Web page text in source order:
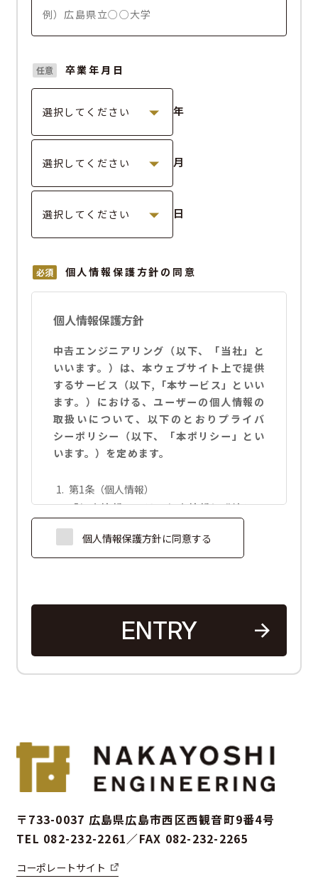
任意 卒業年月日
年
月
日
必須 個人情報保護方針の同意
個人情報保護方針
中𠮷エンジニアリング（以下、「当社」と
いいます。）は、本ウェブサイト上で提供
するサービス（以下,「本サービス」といい
ます。）における、ユーザーの個人情報の
取扱いについて、以下のとおりプライバ
シーポリシー（以下、「本ポリシー」とい
います。）を定めます。
第1条（個人情報）
「個人情報」とは、個人情報保護法にい
う「個人情報」を指すものとし、生存す
る個人に関する情報であって、当該情報
に含まれる氏名、生年月日、住所、電話
証の保険者番号などの当該情報単体から
ルアドレス、銀行口座番号、クレジット
カード番号、運転免許証番号などの個人
情報をお尋ねすることがあります。ま
れたユーザーの個人情報を含む取引記録
や決済に関する情報を,当社の提携先
を含みます。以下、｢提携先｣といいま
個人情報保護方針に同意する
r
a
v
〒733-0037 広島県広島市西区西観音町9番4号
TEL 082-232-2261／FAX 082-232-2265
コーポレートサイト